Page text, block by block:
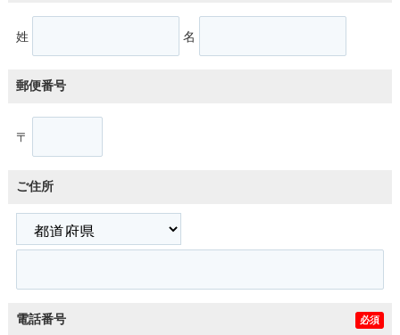
姓 名
郵便番号
〒
ご住所
電話番号 必須